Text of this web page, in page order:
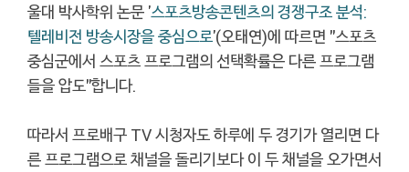
울대 박사학위 논문 '스포츠방송콘텐츠의 경쟁구조 분석:
텔레비전 방송시장을 중심으로'(오태연)에 따르면 "스포츠
중심군에서 스포츠 프로그램의 선택확률은 다른 프로그램
들을 압도"합니다.
따라서 프로배구 TV 시청자도 하루에 두 경기가 열리면 다
른 프로그램으로 채널을 돌리기보다 이 두 채널을 오가면서